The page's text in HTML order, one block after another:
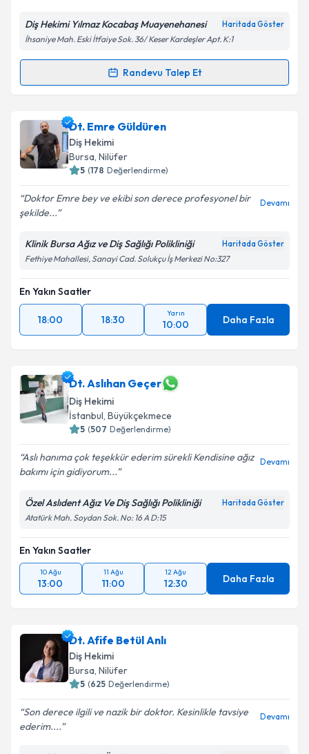
Kişisel verilerimin işlenmesine ilişkin
Aydınlatma
Metni'ni okudum ve kişisel verilerimin belirtilen
kapsamda işlenmesini kabul ediyorum.
Diş Hekimi Yılmaz Kocabaş Muayenehanesi Haritada Göster
İhsaniye Mah. Eski İtfaiye Sok. 36/ Keser Kardeşler Apt. K:1
Randevu Talep Et
Randevu Takvimi Talebi
Dt. Yılmaz Kocabaşiçin randevu takvimi talebi
oluşturun. Size bu uzmandan randevu almanız için bir
takvim hazırlandığında e-posta ile bilgilendireceğiz.
Kişisel verilerimin işlenmesine ilişkin
Aydınlatma
Metni'ni okudum ve kişisel verilerimin belirtilen
kapsamda işlenmesini kabul ediyorum.
Takvim Talebini Gönder
Dt. Emre Güldüren
Diş Hekimi
Bursa, Nilüfer
5 (178 Değerlendirme)
Doktor Emre bey ve ekibi son derece profesyonel bir
şekilde...
Devamı
Klinik Bursa Ağız ve Diş Sağlığı Polikliniği Haritada Göster
Fethiye Mahallesi, Sanayi Cad. Solukçu İş Merkezi No:327
En Yakın Saatler
18:00 18:30
Yarın
10:00 Daha Fazla
Dt. Aslıhan Geçer
Diş Hekimi
İstanbul, Büyükçekmece
5 (507 Değerlendirme)
Aslı hanıma çok teşekkür ederim sürekli Kendisine ağız
bakımı için gidiyorum...
Devamı
Özel Aslıdent Ağız Ve Diş Sağlığı Polikliniği Haritada Göster
Atatürk Mah. Soydan Sok. No: 16 A D:15
En Yakın Saatler
10 Ağu
13:00
11 Ağu
11:00
12 Ağu
12:30 Daha Fazla
Dt. Afife Betül Anlı
Diş Hekimi
Bursa, Nilüfer
5 (625 Değerlendirme)
Son derece ilgili ve nazik bir doktor. Kesinlikle tavsiye
ederim....
Devamı